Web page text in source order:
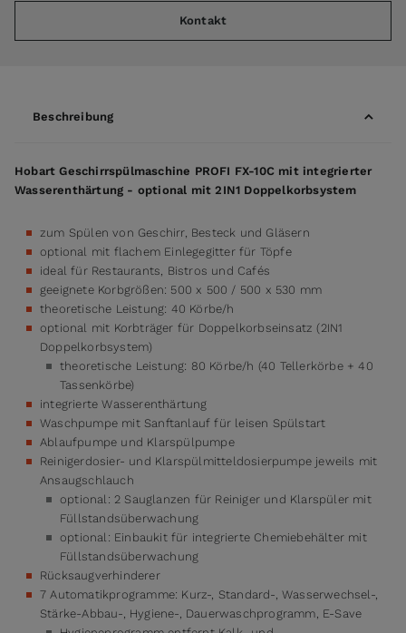
Kontakt
Beschreibung
Hobart Geschirrspülmaschine PROFI FX-10C mit integrierter
Wasserenthärtung - optional mit 2IN1 Doppelkorbsystem
zum Spülen von Geschirr, Besteck und Gläsern
optional mit flachem Einlegegitter für Töpfe
ideal für Restaurants, Bistros und Cafés
geeignete Korbgrößen: 500 x 500 / 500 x 530 mm
theoretische Leistung: 40 Körbe/h
optional mit Korbträger für Doppelkorbseinsatz (2IN1
Doppelkorbsystem)
theoretische Leistung: 80 Körbe/h (40 Tellerkörbe + 40
Tassenkörbe)
integrierte Wasserenthärtung
Waschpumpe mit Sanftanlauf für leisen Spülstart
Ablaufpumpe und Klarspülpumpe
Reinigerdosier- und Klarspülmitteldosierpumpe jeweils mit
Ansaugschlauch
optional: 2 Sauglanzen für Reiniger und Klarspüler mit
Füllstandsüberwachung
optional: Einbaukit für integrierte Chemiebehälter mit
Füllstandsüberwachung
Rücksaugverhinderer
7 Automatikprogramme: Kurz-, Standard-, Wasserwechsel-,
Stärke-Abbau-, Hygiene-, Dauerwaschprogramm, E-Save